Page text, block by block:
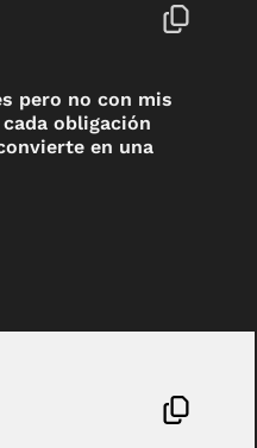
pero no con mis
obligación
en una